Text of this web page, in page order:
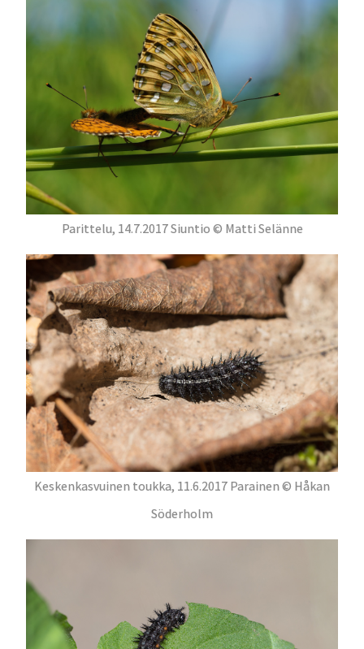
Parittelu, 14.7.2017 Siuntio © Matti Selänne
Keskenkasvuinen toukka, 11.6.2017 Parainen © Håkan
Söderholm